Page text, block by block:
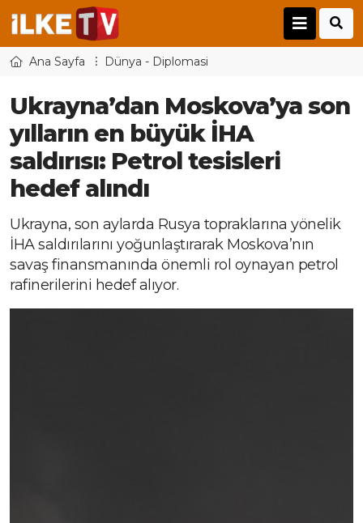
Ana Sayfa Dünya - Diplomasi
Ukrayna’dan Moskova’ya son
yılların en büyük İHA
saldırısı: Petrol tesisleri
hedef alındı
Ukrayna, son aylarda Rusya topraklarına yönelik
İHA saldırılarını yoğunlaştırarak Moskova’nın
savaş finansmanında önemli rol oynayan petrol
rafinerilerini hedef alıyor.